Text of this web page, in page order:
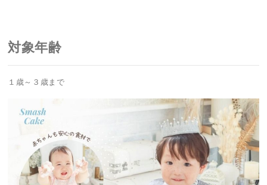
対象年齢
１歳～３歳まで